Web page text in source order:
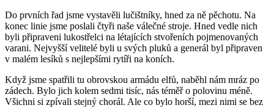
Do prvních řad jsme vystavěli lučištníky, hned za ně pěchotu. Na
konec linie jsme poslali čtyři naše válečné stroje. Hned vedle nich
byli připraveni lukostřelci na létajících stvořeních pojmenovaných
varani. Nejvyšší velitelé byli u svých pluků a generál byl připraven
v malém lesíků s nejlepšími rytíři na koních.
Když jsme spatřili tu obrovskou armádu elfů, naběhl nám mráz po
zádech. Bylo jich kolem sedmi tisíc, nás téměř o polovinu méně.
Všichni si zpívali stejný chorál. Ale co bylo horší, mezi nimi se bez